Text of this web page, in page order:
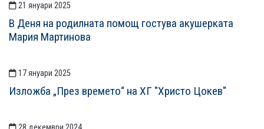
21 януари 2025
В Деня на родилната помощ гостува акушерката
Мария Мартинова
17 януари 2025
Изложба „През времето“ на ХГ "Христо Цокев"